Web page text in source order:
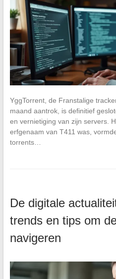
YggTorrent, de Franstalige
maand aantrok, is definitief
en vernietiging van zijn servers.
erfgenaam van T411 was,
torrents…
De digitale
trends en tips om
navigeren